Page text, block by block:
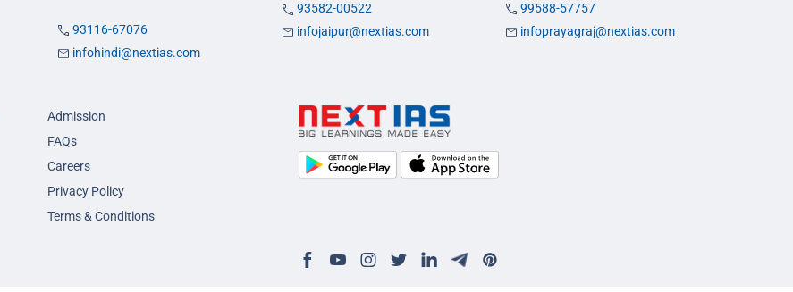
93116-67076
infohindi@nextias.com
93582-00522
infojaipur@nextias.com
99588-57757
infoprayagraj@nextias.com
Admission
FAQs
Careers
Privacy Policy
Terms & Conditions